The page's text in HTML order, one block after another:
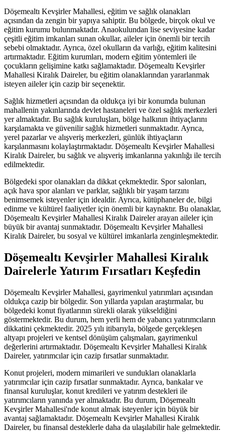
Döşemealtı Kevşirler Mahallesi, eğitim ve sağlık olanakları
açısından da zengin bir yapıya sahiptir. Bu bölgede, birçok okul ve
eğitim kurumu bulunmaktadır. Anaokulundan lise seviyesine kadar
çeşitli eğitim imkanları sunan okullar, aileler için önemli bir tercih
sebebi olmaktadır. Ayrıca, özel okulların da varlığı, eğitim kalitesini
artırmaktadır. Eğitim kurumları, modern eğitim yöntemleri ile
çocukların gelişimine katkı sağlamaktadır. Döşemealtı Kevşirler
Mahallesi Kiralık Daireler, bu eğitim olanaklarından yararlanmak
isteyen aileler için cazip bir seçenektir.
Sağlık hizmetleri açısından da oldukça iyi bir konumda bulunan
mahallenin yakınlarında devlet hastaneleri ve özel sağlık merkezleri
yer almaktadır. Bu sağlık kuruluşları, bölge halkının ihtiyaçlarını
karşılamakta ve güvenilir sağlık hizmetleri sunmaktadır. Ayrıca,
yerel pazarlar ve alışveriş merkezleri, günlük ihtiyaçların
karşılanmasını kolaylaştırmaktadır. Döşemealtı Kevşirler Mahallesi
Kiralık Daireler, bu sağlık ve alışveriş imkanlarına yakınlığı ile tercih
edilmektedir.
Bölgedeki spor olanakları da dikkat çekmektedir. Spor salonları,
açık hava spor alanları ve parklar, sağlıklı bir yaşam tarzını
benimsemek isteyenler için idealdir. Ayrıca, kütüphaneler de, bilgi
edinme ve kültürel faaliyetler için önemli bir kaynaktır. Bu olanaklar,
Döşemealtı Kevşirler Mahallesi Kiralık Daireler arayan aileler için
büyük bir avantaj sunmaktadır. Döşemealtı Kevşirler Mahallesi
Kiralık Daireler, bu sosyal ve kültürel imkanlarla zenginleşmektedir.
Döşemealtı Kevşirler Mahallesi Kiralık
Dairelerle Yatırım Fırsatları Keşfedin
Döşemealtı Kevşirler Mahallesi, gayrimenkul yatırımları açısından
oldukça cazip bir bölgedir. Son yıllarda yapılan araştırmalar, bu
bölgedeki konut fiyatlarının sürekli olarak yükseldiğini
göstermektedir. Bu durum, hem yerli hem de yabancı yatırımcıların
dikkatini çekmektedir. 2025 yılı itibarıyla, bölgede gerçekleşen
altyapı projeleri ve kentsel dönüşüm çalışmaları, gayrimenkul
değerlerini artırmaktadır. Döşemealtı Kevşirler Mahallesi Kiralık
Daireler, yatırımcılar için cazip fırsatlar sunmaktadır.
Konut projeleri, modern mimarileri ve sundukları olanaklarla
yatırımcılar için cazip fırsatlar sunmaktadır. Ayrıca, bankalar ve
finansal kuruluşlar, konut kredileri ve yatırım destekleri ile
yatırımcıların yanında yer almaktadır. Bu durum, Döşemealtı
Kevşirler Mahallesi'nde konut almak isteyenler için büyük bir
avantaj sağlamaktadır. Döşemealtı Kevşirler Mahallesi Kiralık
Daireler, bu finansal desteklerle daha da ulaşılabilir hale gelmektedir.